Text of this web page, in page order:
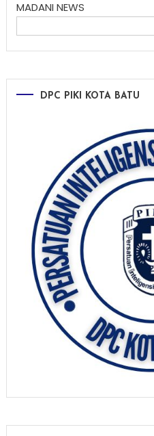
MADANI NEWS
DPC PIKI KOTA BATU